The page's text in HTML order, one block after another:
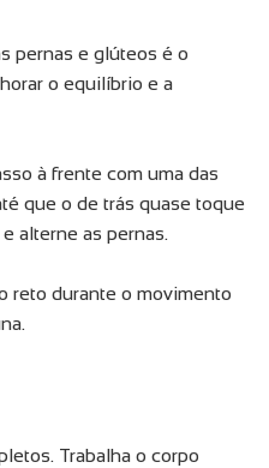
pernas e glúteos é o
o equilíbrio e a
à frente com uma das
que o de trás quase toque
alterne as pernas.
reto durante o movimento
Trabalha o corpo